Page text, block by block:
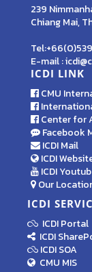
239
Chiang Mai,
E-mail :
ICDI LINK
CMU
Center for
Facebook
ICDI Mail
ICDI
ICDI
Our
ICDI
ICDI Portal
ICDI
ICDI SOA
CMU MIS